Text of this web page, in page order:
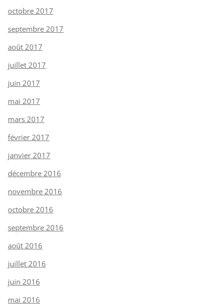
octobre 2017
septembre 2017
août 2017
juillet 2017
juin 2017
mai 2017
mars 2017
février 2017
janvier 2017
décembre 2016
novembre 2016
octobre 2016
septembre 2016
août 2016
juillet 2016
juin 2016
mai 2016